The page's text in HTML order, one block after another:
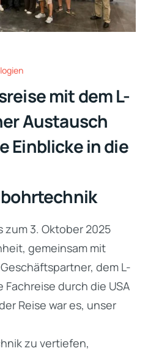
mit dem L-
Austausch
Einblicke in die
zum 3. Oktober 2025
gemeinsam mit
dem L-
durch die USA
Reise war es, unser
zu vertiefen,